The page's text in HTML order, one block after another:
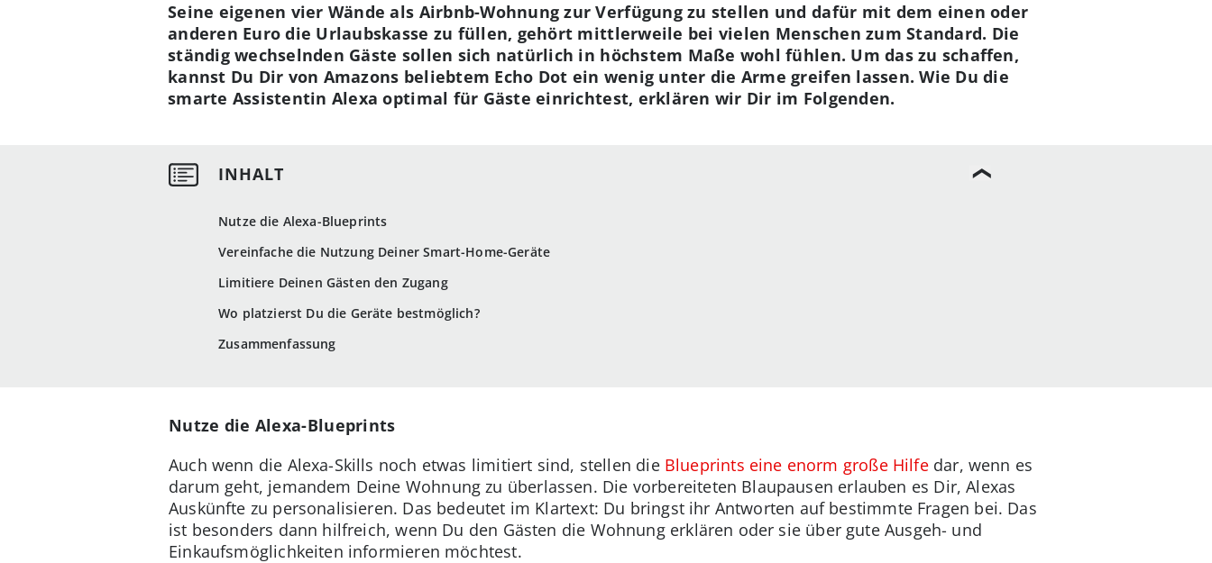
Nutze die Alexa-Blueprints
Vereinfache die Nutzung Deiner Smart-Home-Geräte
Limitiere Deinen Gästen den Zugang
Wo platzierst Du die Geräte bestmöglich?
Zusammenfassung
Seine eigenen vier Wände als Airbnb-Wohnung zur Verfügung zu stellen und dafür mit dem einen oder
anderen Euro die Urlaubskasse zu füllen, gehört mittlerweile bei vielen Menschen zum Standard. Die
ständig wechselnden Gäste sollen sich natürlich in höchstem Maße wohl fühlen. Um das zu schaffen,
kannst Du Dir von Amazons beliebtem Echo Dot ein wenig unter die Arme greifen lassen. Wie Du die
smarte Assistentin Alexa optimal für Gäste einrichtest, erklären wir Dir im Folgenden.
Nutze die Alexa-Blueprints
Auch wenn die Alexa-Skills noch etwas limitiert sind, stellen die Blueprints eine enorm große Hilfedar, wenn es
darum geht, jemandem Deine Wohnung zu überlassen. Die vorbereiteten Blaupausen erlauben es Dir, Alexas
Auskünfte zu personalisieren. Das bedeutet im Klartext: Du bringst ihr Antworten auf bestimmte Fragen bei. Das
ist besonders dann hilfreich, wenn Du den Gästen die Wohnung erklären oder sie über gute Ausgeh- und
Einkaufsmöglichkeiten informieren möchtest.